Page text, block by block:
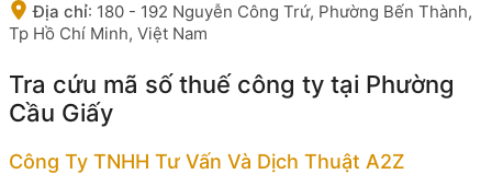
Địa chỉ: 180 - 192 Nguyễn Công Trứ, Phường Bến Thành,
Tp Hồ Chí Minh, Việt Nam
Tra cứu mã số thuế công ty tại Phường
Cầu Giấy
Công Ty TNHH Tư Vấn Và Dịch Thuật A2Z